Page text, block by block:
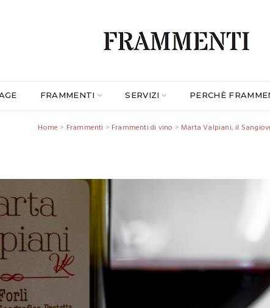
FRAMMENTI SERVIZI PERCHÈ
Home > Frammenti > Frammenti di vino >Marta Valpiani, il